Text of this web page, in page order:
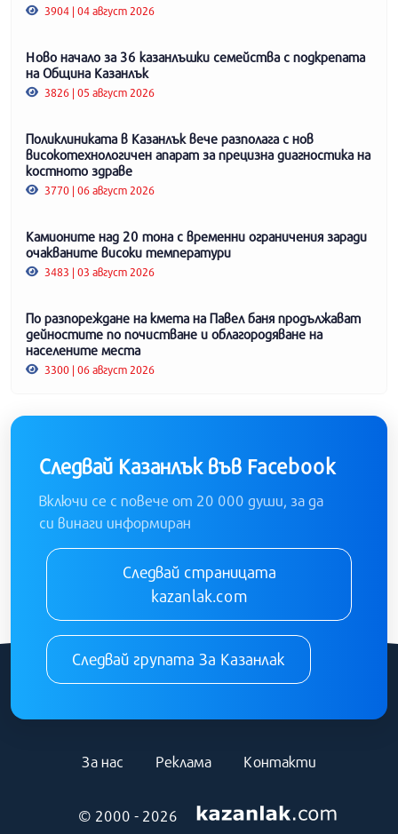
3904 | 04 август 2026
Ново начало за 36 казанлъшки семейства с подкрепата
на Община Казанлък
3826 | 05 август 2026
Поликлиниката в Казанлък вече разполага с нов
високотехнологичен апарат за прецизна диагностика на
костното здраве
3770 | 06 август 2026
Камионите над 20 тона с временни ограничения заради
очакваните високи температури
3483 | 03 август 2026
По разпореждане на кмета на Павел баня продължават
дейностите по почистване и облагородяване на
населените места
3300 | 06 август 2026
Следвай Казанлък във Facebook
Включи се с повече от 20 000 души, за да
си винаги информиран
Следвай страницата
kazanlak.com
Следвай групата За Казанлак
© 2000 - 2026
За нас Реклама Контакти